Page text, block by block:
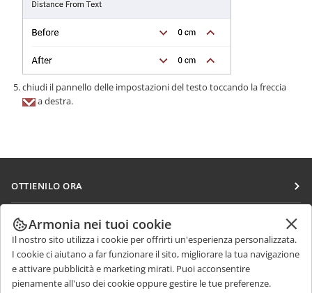
chiudi il pannello delle impostazioni del testo toccando la freccia
a destra.
OTTIENILO ORA
Docs
DocSpace
Workspace
Connettori
COLLABORA
Per i contributori
Per i traduttori
Per gli influencer
RICEVI NOTIZIE
Blog
RICEVI AIUTO
Armonia nei tuoi cookie
Il nostro sito utilizza i cookie per offrirti un'esperienza personalizzata.
I cookie ci aiutano a far funzionare il sito, migliorare la tua navigazione
e attivare pubblicità e marketing mirati. Puoi acconsentire
pienamente all'uso dei cookie oppure gestire le tue preferenze.